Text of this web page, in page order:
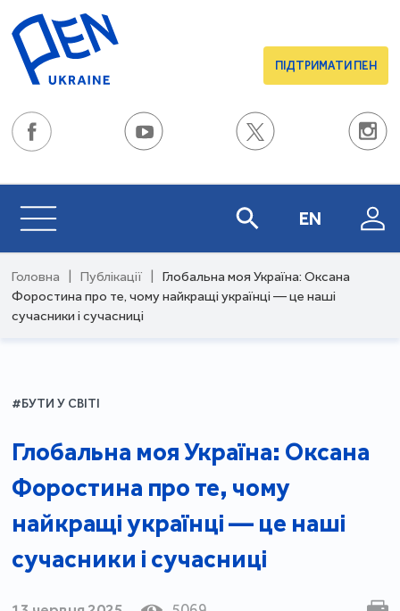
ПІДТРИМАТИ ПЕН
EN
Головна Публікації
Глобальна моя Україна: Оксана
Форостина про те, чому найкращі українці — це наші
сучасники і сучасниці
#БУТИ У СВІТІ
Глобальна моя Україна: Оксана
Форостина про те, чому
найкращі українці — це наші
сучасники і сучасниці